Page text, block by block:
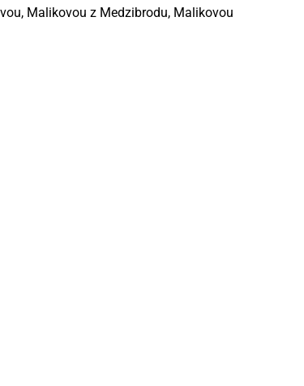
Malikovou z Medzibrodu, Malikovou